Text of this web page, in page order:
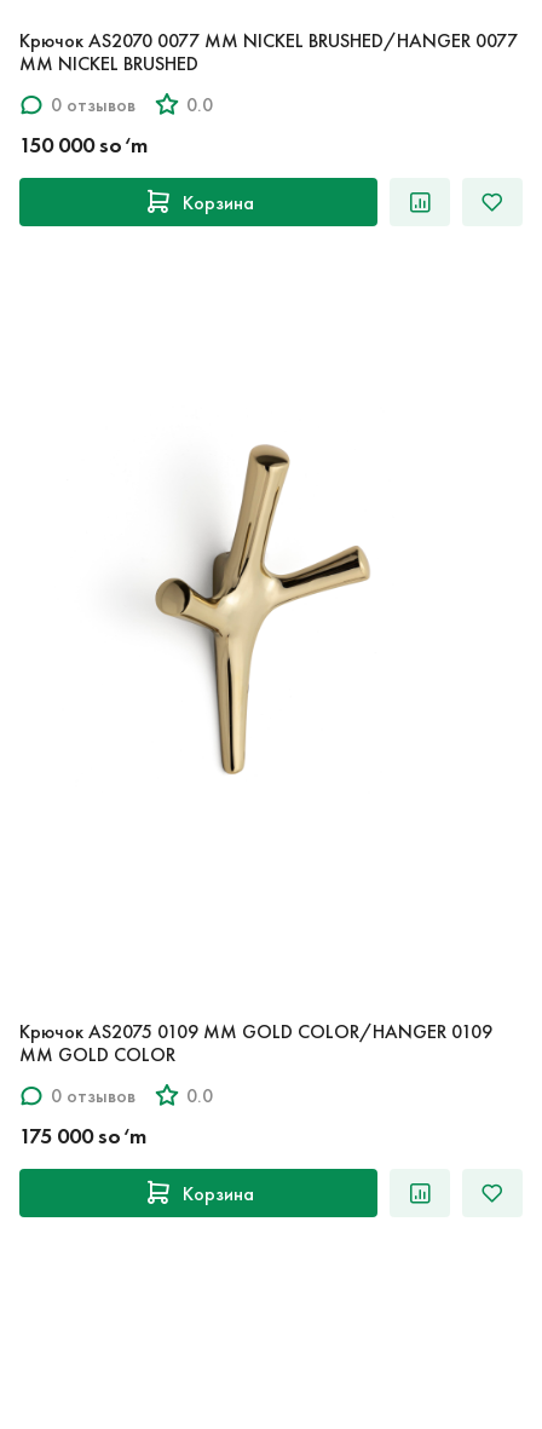
Крючок AS2070 0077 MM NICKEL BRUSHED/HANGER 0077
MM NICKEL BRUSHED
0 отзывов
0.0
150 000 so‘m
Корзина
Крючок AS2075 0109 MM GOLD COLOR/HANGER 0109
MM GOLD COLOR
0 отзывов
0.0
175 000 so‘m
Корзина